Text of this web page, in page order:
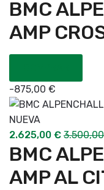
BMC
AMP
-875,00 €
2.625,00 €
BMC
AMP AL